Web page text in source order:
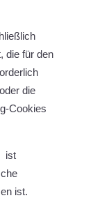
die für den
die
Cookies
ist
ist.